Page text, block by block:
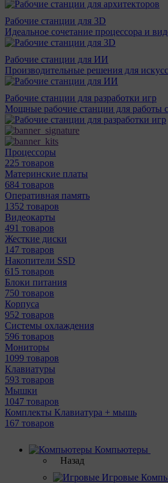
Рабочие станции для 3D
Идеальное сочетание процессора и
Рабочие станции для ИИ
Производительные решения для
Рабочие станции для разработки игр
Мощные рабочие станции для работы
Процессоры
225 товаров
Материнcкие платы
684 товаров
Оперативная память
1352 товаров
Видеокарты
491 товаров
Жесткие диски
147 товаров
Накопители SSD
615 товаров
Блоки питания
750 товаров
Корпуса
952 товаров
Системы охлаждения
596 товаров
Мониторы
1099 товаров
Клавиатуры
593 товаров
Мышки
1047 товаров
Комплекты Клавиатура + мышь
167 товаров
Компьютеры
Назад
Игровые